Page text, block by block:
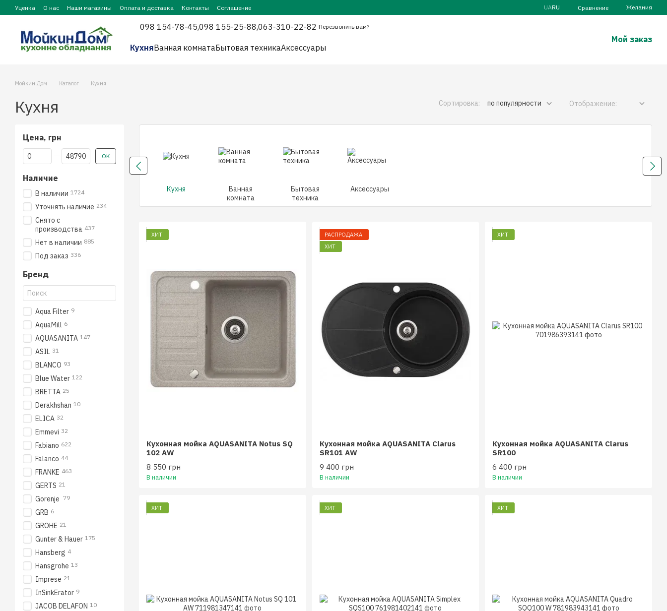
Перейти к основному контенту
Уценка О нас Наши магазины Оплата и доставка Контакты Соглашение UARU Сравнение Желания
098 154-78-45,098 155-25-88,063-310-22-82 Перезвонить вам?
КухняВанная комнатаБытовая техникаАксессуары
Мой заказ
Мойкин Дом Каталог Кухня
Кухня Сортировка: по популярности Отображение:
Кухня
Ванная
комната
Бытовая
техника
Аксессуары
ХИТ
Кухонная мойка AQUASANITA Notus SQ
102 AW
8 550 грн
В наличии
РАСПРОДАЖА
ХИТ
Кухонная мойка AQUASANITA Clarus
SR101 AW
9 400 грн
В наличии
ХИТ
Кухонная мойка AQUASANITA Clarus
SR100
6 400 грн
В наличии
ХИТ ХИТ ХИТ
Цена, грн
От Цена, грн
До Цена, грн OK
Наличие
В наличии 1724
Уточнять наличие 234
Снято с
производства 437
Нет в наличии 885
Под заказ 336
Бренд
Aqua Filter 9
AquaMill 6
AQUASANITA 147
ASIL 31
BLANCO 93
Blue Water 122
BRETTA 25
Derakhshan 10
ELICA 32
Emmevi 32
Fabiano 622
Falanco 44
FRANKE 463
GERTS 21
Gorenje 79
GRB 6
GROHE 21
Gunter & Hauer 175
Hansberg 4
Hansgrohe 13
Imprese 21
InSinkErator 9
JACOB DELAFON 10